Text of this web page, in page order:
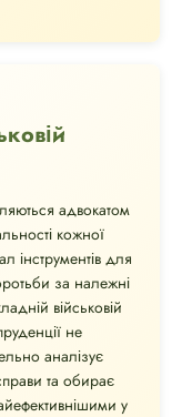
адвокатом
кожної
інструментів для
за належні
військовій
не
аналізує
та обирає
у